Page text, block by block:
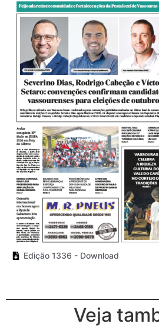
Edição 1336 - Download
Veja